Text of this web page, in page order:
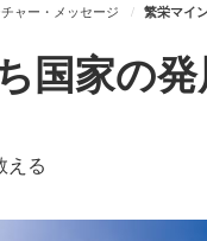
ャー・メッセージ 繁栄マイ
国家の
える